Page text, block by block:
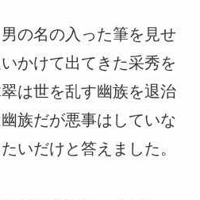
の名の入った筆を見せ
かけて出てきた采秀を
は世を乱す幽族を退治
族だが悪事はしていな
いだけと答えました。